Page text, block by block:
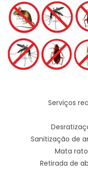
Serviços
Sanitização de
Mata
Retirada de